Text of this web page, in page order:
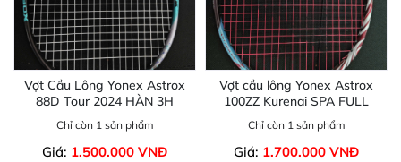
Vợt Cầu Lông Yonex Astrox
88D Tour 2024 HÀN 3H
Chỉ còn 1 sản phẩm
Giá: 1.500.000 VNĐ
Vợt cầu lông Yonex Astrox
100ZZ Kurenai SPA FULL
Chỉ còn 1 sản phẩm
Giá: 1.700.000 VNĐ